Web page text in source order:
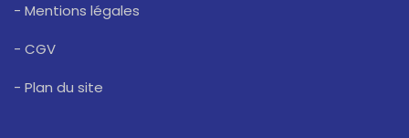
- Mentions légales
- CGV
- Plan du site